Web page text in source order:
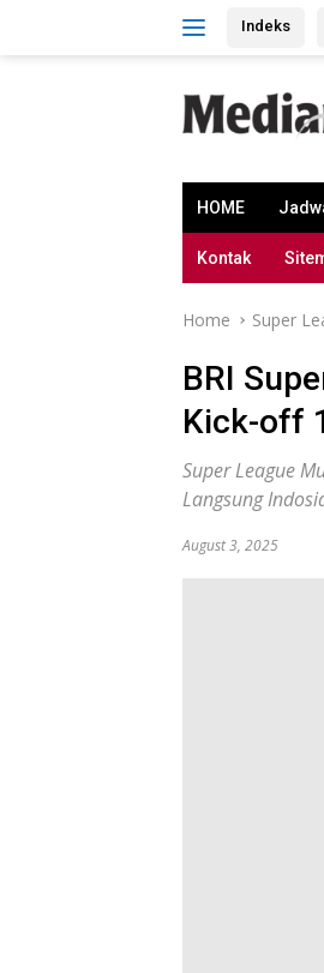
Indeks
HOME
Kontak
Home Super
BRI
Kick-off
Super League
Langsung
August 3, 2025